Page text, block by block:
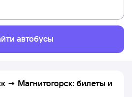
автобусы
→ Магнитогорск: билеты и